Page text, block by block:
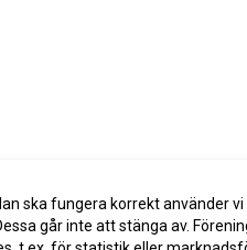
ska fungera korrekt använder
går inte att stänga av.